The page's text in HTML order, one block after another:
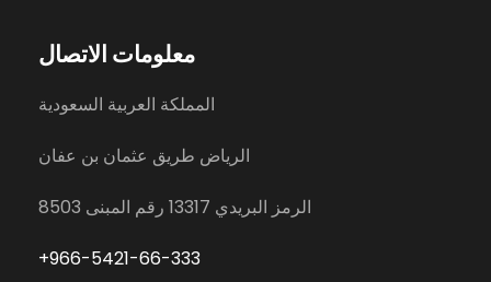
معلومات الاتصال
المملكة العربية السعودية
الرياض طريق عثمان بن عفان
الرمز البريدي 13317 رقم المبنى 8503
+966-5421-66-333